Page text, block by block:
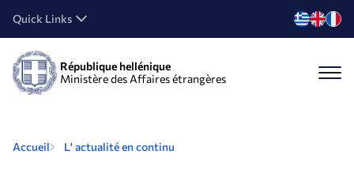
Quick Links
République hellénique
Ministère des Affaires étrangères
Accueil L' actualité en continu